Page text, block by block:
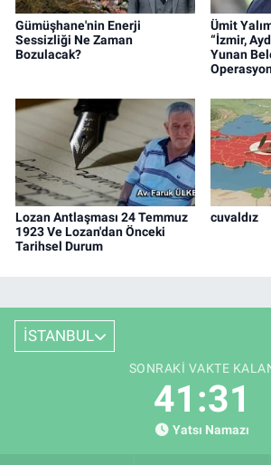
Gümüşhane'nin Enerji
Sessizliği Ne Zaman
Bozulacak?
Ümit
“İzmir,
Yunan
Lozan Antlaşması 24 Temmuz
1923 Ve Lozan'dan Önceki
Tarihsel Durum
cuvaldız
İSTANBUL
SONRAKI VAKTE
41:30
Yatsı Namazı